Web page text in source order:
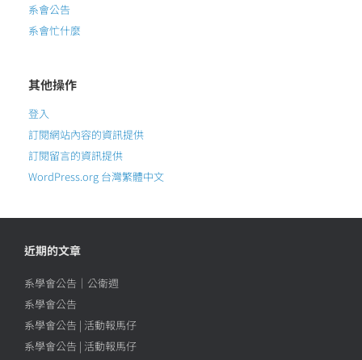
系會公告
系會忙什麼
其他操作
登入
訂閱網站內容的資訊提供
訂閱留言的資訊提供
WordPress.org 台灣繁體中文
近期的文章
系學會公告｜公衛週
系學會公告
系學會公告 | 活動報馬仔
系學會公告 | 活動報馬仔